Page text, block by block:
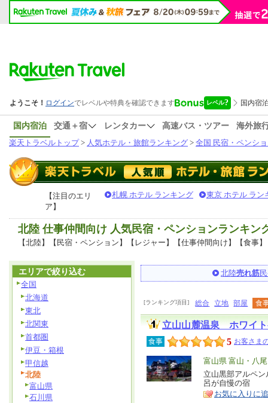
国内宿泊 交通＋宿 レンタカー 高速バス・ツアー
海外旅
楽天トラベルトップ> 人気ホテル・旅館ランキング > 全国 民宿・ペンシ
【注目のエリ
ア】
札幌 ホテル ランキング 東京 ホテル ラン
北陸 仕事仲間向け 人気民宿・ペンションランキン
【北陸】【民宿・ペンション】【レジャー】【仕事仲間向け】【食事】
北陸売れ筋
[ランキング項目] 総合 立地 部屋 食
立山山麓温泉 ホワイ
食事 5 お客さま
エ
リ
ア
富山県 富山・八
特
徴
立山黒部アルペ
呂が自慢の宿
お気に入りに
エリアで絞り込む
全国
北海道
東北
北関東
首都圏
伊豆・箱根
甲信越
北陸
富山県
石川県